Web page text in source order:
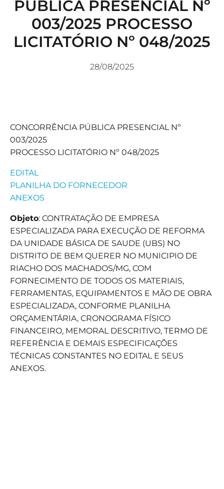
PÚBLICA PRESENCIAL Nº
003/2025 PROCESSO
LICITATÓRIO Nº 048/2025
28/08/2025
CONCORRÊNCIA PÚBLICA PRESENCIAL Nº
003/2025
PROCESSO LICITATÓRIO Nº 048/2025
EDITAL
PLANILHA DO FORNECEDOR
ANEXOS
Objeto: CONTRATAÇÃO DE EMPRESA
ESPECIALIZADA PARA EXECUÇÃO DE REFORMA
DA UNIDADE BÁSICA DE SAUDE (UBS) NO
DISTRITO DE BEM QUERER NO MUNICIPIO DE
RIACHO DOS MACHADOS/MG, COM
FORNECIMENTO DE TODOS OS MATERIAIS,
FERRAMENTAS, EQUIPAMENTOS E MÃO DE OBRA
ESPECIALIZADA, CONFORME PLANILHA
ORÇAMENTÁRIA, CRONOGRAMA FÍSICO
FINANCEIRO, MEMORAL DESCRITIVO, TERMO DE
REFERÊNCIA E DEMAIS ESPECIFICAÇÕES
TÉCNICAS CONSTANTES NO EDITAL E SEUS
ANEXOS.